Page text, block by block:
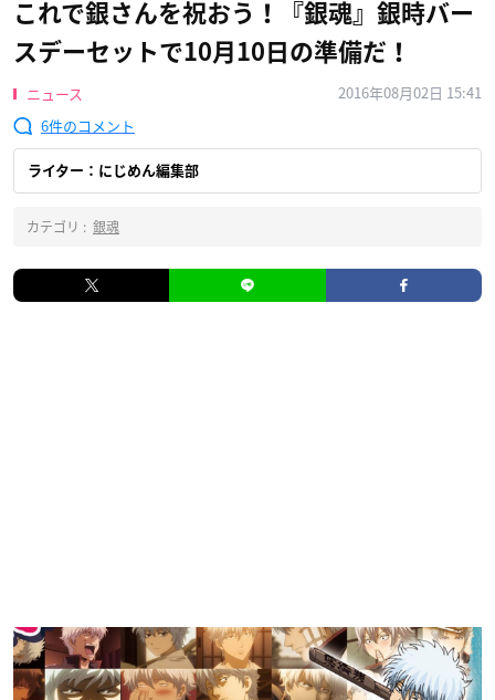
これで銀さんを祝おう！『銀魂』銀時バー
スデーセットで10月10日の準備だ！
ニュース
2016年08月02日 15:41
6
ライター：にじめん編集部
カテゴリ : 銀魂